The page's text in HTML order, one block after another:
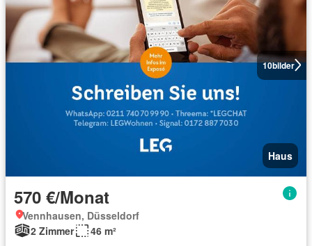
10bilder
Haus
570 €/Monat
Vennhausen, Düsseldorf
2 Zimmer
46 m²